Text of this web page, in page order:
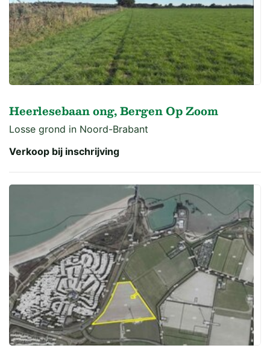
Heerlesebaan ong, Bergen Op Zoom
Losse grond in Noord-Brabant
Verkoop bij inschrijving